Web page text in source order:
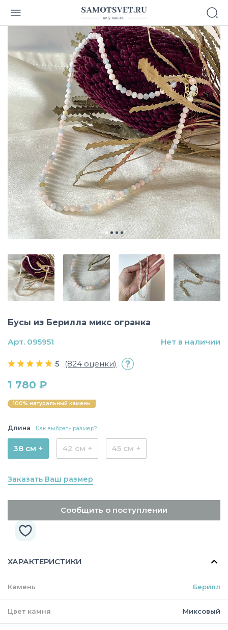
Бусы из Берилла микс огранка
5 (824 оценки)
1 780 ₽
100% натуральный камень
Длина Как выбрать размер?
38 см + 42 см + 45 см +
Заказать Ваш размер
Сообщить о поступлении
Арт. 095951 Нет в наличии
ХАРАКТЕРИСТИКИ
Камень Берилл
Цвет камня Миксовый